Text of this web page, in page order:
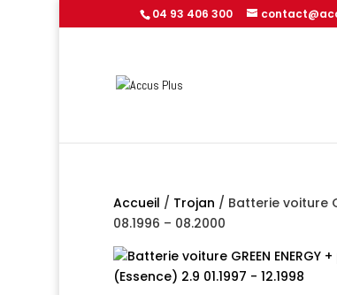
04 93 406 300
Accueil / Trojan / Batterie voiture
08.1996 – 08.2000